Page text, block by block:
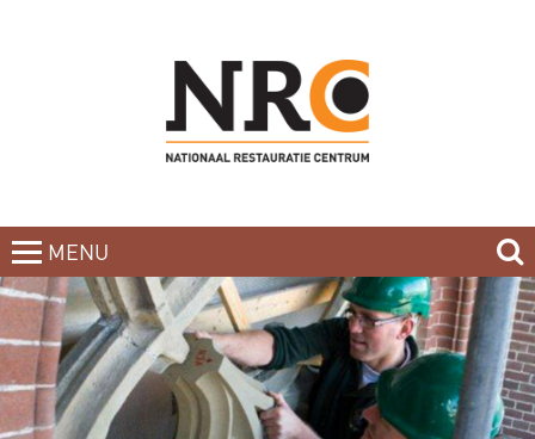
MENU
CLOSE
HOME
CURSUSAANBOD
BOEKEN
OVER DE DOCENTEN
BLOG
NIEUWSBRIEF
CONTACT
OVER ONS